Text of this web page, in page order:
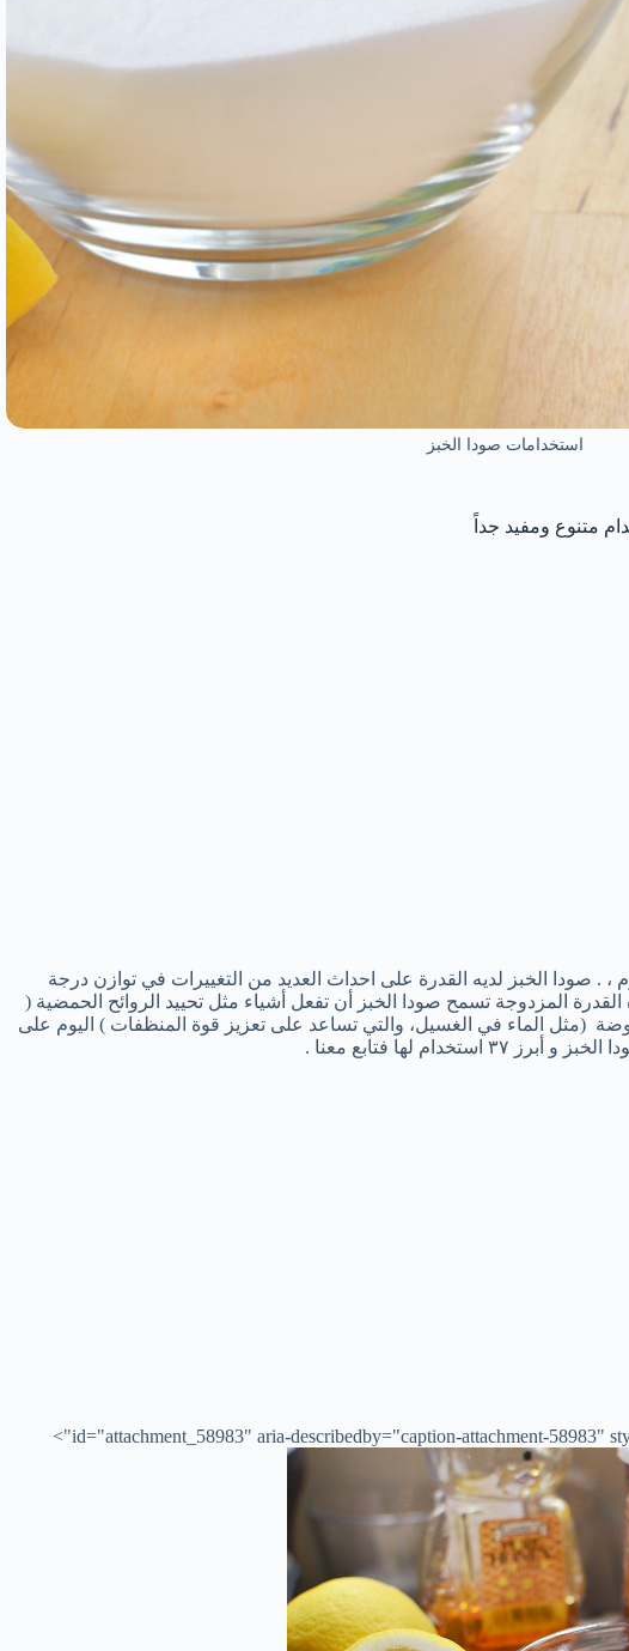
استخدامات صودا الخبز
، . صودا الخبز لديه القدرة على احداث العديد من التغييرات في توازن درجة
المزدوجة تسمح صودا الخبز أن تفعل أشياء مثل تحييد الروائح الحمضية (
(مثل الماء في الغسيل، والتي تساعد على تعزيز قوة المنظفات ) اليوم على
لها فتابع معنا .
id="attachment_58983" aria-describedby="caption-attachment-58983"